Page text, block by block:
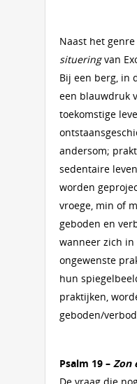
Naast het
situeringvan
Bij een berg, in
een blauwdruk
toekomstige
andersom;
sedentaire
worden
vroege, min of
geboden en
wanneer zich
ongewenste
hun
praktijken,
geboden/
Psalm 19 – Zon